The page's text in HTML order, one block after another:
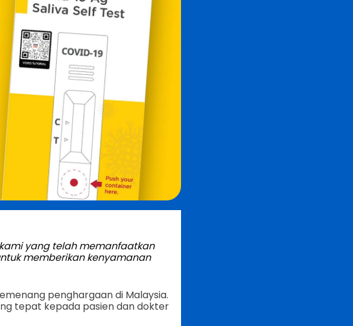
yang telah memanfaatkan
memberikan kenyamanan
penghargaan di Malaysia.
tepat kepada pasien dan dokter